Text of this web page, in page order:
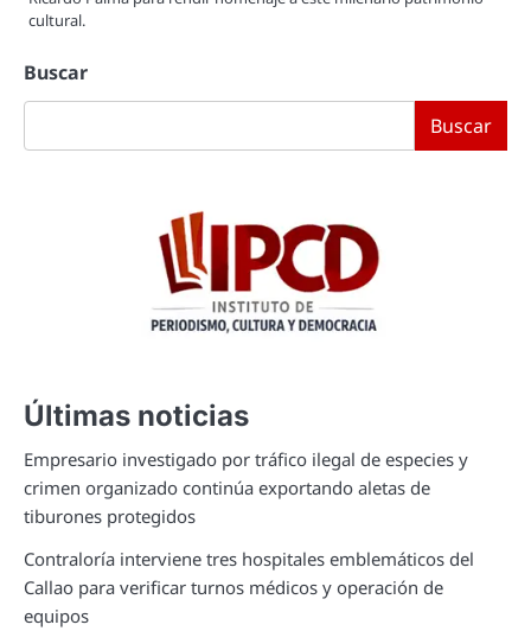
cultural.
Buscar
Buscar
Últimas noticias
Empresario investigado por tráfico ilegal de especies y
crimen organizado continúa exportando aletas de
tiburones protegidos
Contraloría interviene tres hospitales emblemáticos del
Callao para verificar turnos médicos y operación de
equipos